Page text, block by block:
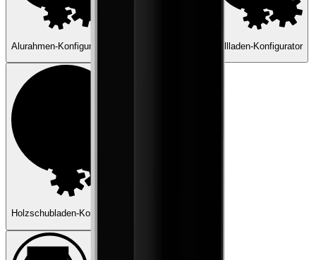
Alurahmen-Konfigurator Rollladen-Konfigurator
Holzschubladen-Konfigurator